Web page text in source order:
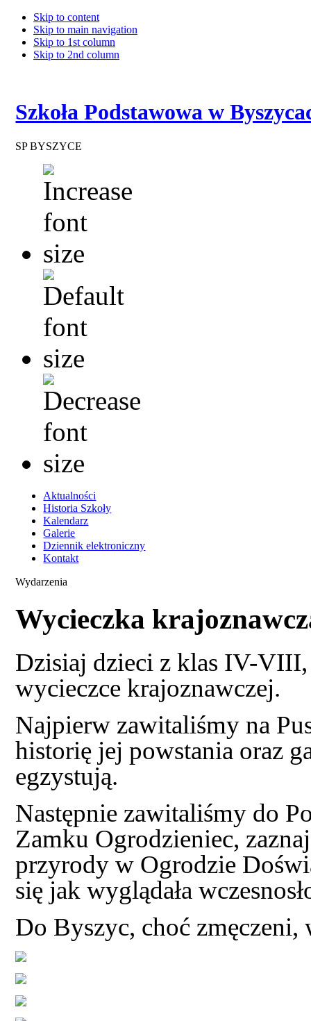
Skip to content
Skip to main navigation
Skip to 1st column
Skip to 2nd column
Szkoła Podstawowa w
SP BYSZYCE
Aktualności
Historia Szkoły
Kalendarz
Galerie
Dziennik elektroniczny
Kontakt
Wydarzenia
Wycieczka
Dzisiaj dzieci z klas IV-VIII,
wycieczce krajoznawczej.
Najpierw zawitaliśmy na
historię jej powstania oraz
egzystują.
Następnie zawitaliśmy do
Zamku Ogrodzieniec,
przyrody w Ogrodzie
się jak wyglądała
Do Byszyc, choć